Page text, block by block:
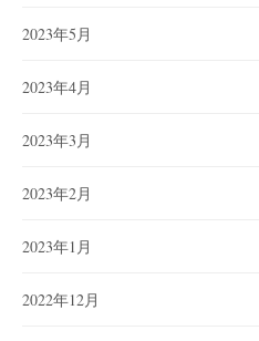
2023年5月
2023年4月
2023年3月
2023年2月
2023年1月
2022年12月